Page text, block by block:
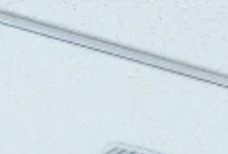
病院からのお知らせ